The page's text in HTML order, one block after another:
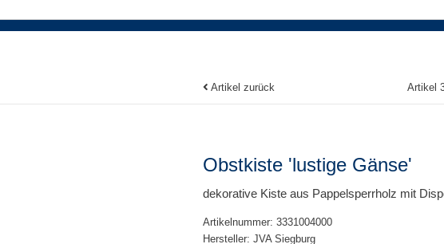
Artikel zurück Artikel
Obstkiste 'lustige Gänse'
dekorative Kiste aus Pappelsperrholz mit
Artikelnummer: 3331004000
Hersteller: JVA Siegburg